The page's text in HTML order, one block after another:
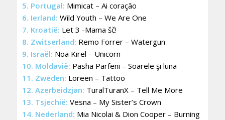
5. Portugal: Mimicat – Ai coração
6. Ierland: Wild Youth – We Are One
7. Kroatië: Let 3 -Mama šč!
8. Zwitserland: Remo Forrer – Watergun
9. Israël: Noa Kirel – Unicorn
10. Moldavië: Pasha Parfeni – Soarele şi luna
11. Zweden: Loreen – Tattoo
12. Azerbeidzjan: TuralTuranX – Tell Me More
13. Tsjechië: Vesna – My Sister’s Crown
14. Nederland: Mia Nicolai & Dion Cooper – Burning